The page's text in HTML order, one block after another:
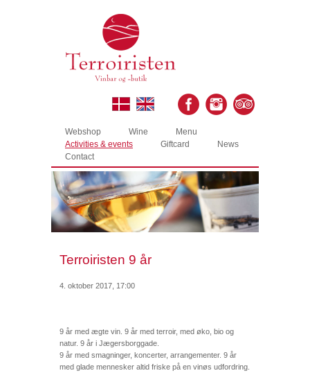
Webshop Wine
Menu
Activities & events
Giftcard
News
Contact
Terroiristen 9 år
4. oktober 2017, 17:00
9 år med ægte vin. 9 år med terroir, med øko, bio og
natur. 9 år i Jægersborggade.
9 år med smagninger, koncerter, arrangementer. 9 år
med glade mennesker altid friske på en vinøs udfordring.